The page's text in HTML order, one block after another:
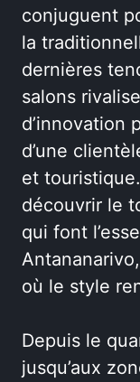
conjuguent
la
dernières
salons
d’innovation
d’une
et
découvrir le
qui font
où le style
Depuis le
jusqu’aux